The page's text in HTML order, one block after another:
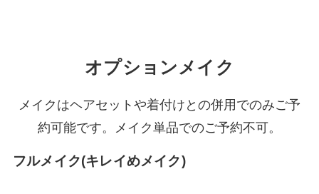
オプションメイク
メイクはヘアセットや着付けとの併用でのみご予
約可能です。メイク単品でのご予約不可。
フルメイク(キレイめメイク)